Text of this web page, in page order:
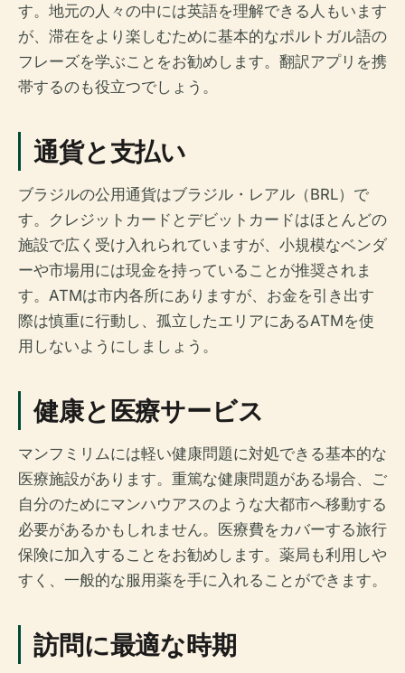
す。地元の人々の中には英語を理解できる人もいます
が、滞在をより楽しむために基本的なポルトガル語の
フレーズを学ぶことをお勧めします。翻訳アプリを携
帯するのも役立つでしょう。
通貨と支払い
ブラジルの公用通貨はブラジル・レアル（BRL）で
す。クレジットカードとデビットカードはほとんどの
施設で広く受け入れられていますが、小規模なベンダ
ーや市場用には現金を持っていることが推奨されま
す。ATMは市内各所にありますが、お金を引き出す
際は慎重に行動し、孤立したエリアにあるATMを使
用しないようにしましょう。
健康と医療サービス
マンフミリムには軽い健康問題に対処できる基本的な
医療施設があります。重篤な健康問題がある場合、ご
自分のためにマンハウアスのような大都市へ移動する
必要があるかもしれません。医療費をカバーする旅行
保険に加入することをお勧めします。薬局も利用しや
すく、一般的な服用薬を手に入れることができます。
訪問に最適な時期